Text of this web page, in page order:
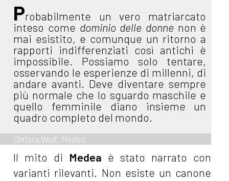
Probabilmente un vero matriarcato
inteso come dominio delle donne non è
mai esistito, e comunque un ritorno a
rapporti indifferenziati così antichi è
impossibile. Possiamo solo tentare,
osservando le esperienze di millenni, di
andare avanti. Deve diventare sempre
più normale che lo sguardo maschile e
quello femminile diano insieme un
quadro completo del mondo.
Christa Wolf, Medea
Il mito di Medea è stato narrato con
varianti rilevanti. Non esiste un canone